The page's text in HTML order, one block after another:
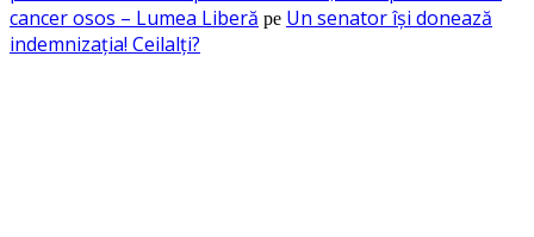
cancer osos – Lumea Liberă pe Un senator își donează
indemnizația! Ceilalți?